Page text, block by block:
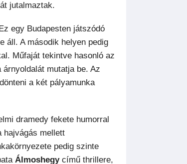
jutalmaztak.
egy Budapesten játszódó
áll. A második helyen pedig
Műfaját tekintve hasonló az
mutatja be. Az
a két pályamunka
dramedy fekete humorral
hajvágás mellett
pedig szinte
Álmoshegycímű thrillere,